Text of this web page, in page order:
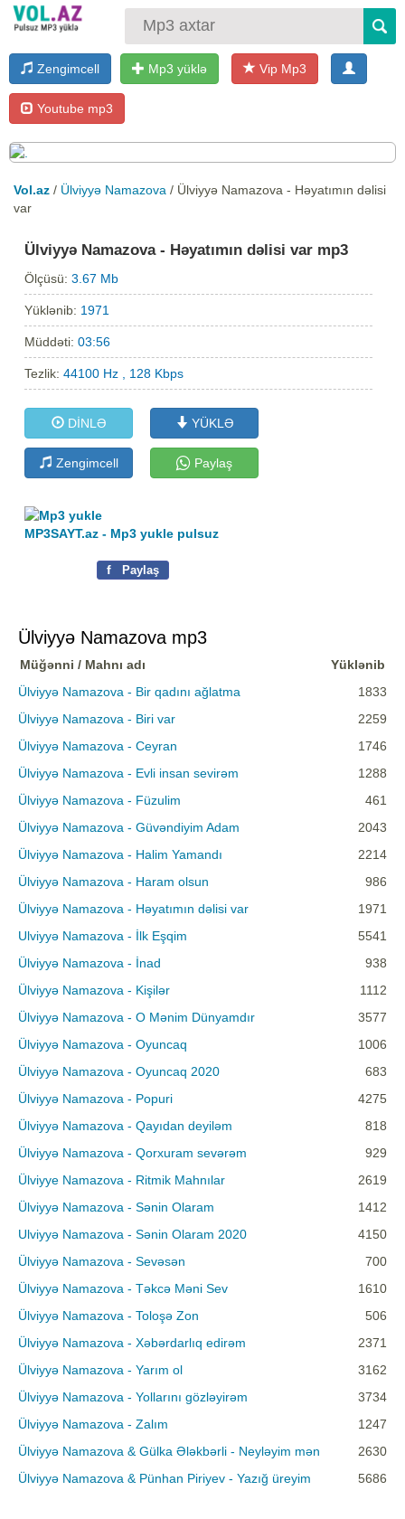
Zengimcell Mp3 yüklə Vip Mp3
Youtube mp3
Vol.az / Ülviyyə Namazova / Ülviyyə Namazova - Həyatımın dəlisi
var
Ülviyyə Namazova - Həyatımın dəlisi var mp3
Ölçüsü:3.67 Mb
Yüklənib: 1971
Müddəti:03:56
Tezlik:44100 Hz , 128 Kbps
DİNLƏ YÜKLƏ
Zengimcell Paylaş
MP3SAYT.az - Mp3 yukle pulsuz
f Paylaş
Ülviyyə Namazova mp3
Müğənni / Mahnı adı
Yüklənib
Ülviyyə Namazova - Bir qadını ağlatma
1833
Ülviyyə Namazova - Biri var
2259
Ülviyyə Namazova - Ceyran
1746
Ülviyyə Namazova - Evli insan sevirəm
1288
Ülviyyə Namazova - Füzulim
461
Ülviyyə Namazova - Güvəndiyim Adam
2043
Ülviyyə Namazova - Halim Yamandı
2214
Ülviyyə Namazova - Haram olsun
986
Ülviyyə Namazova - Həyatımın dəlisi var
1971
Ulviyyə Namazova - İlk Eşqim
5541
Ülviyyə Namazova - İnad
938
Ülviyyə Namazova - Kişilər
1112
Ülviyyə Namazova - O Mənim Dünyamdır
3577
Ülviyyə Namazova - Oyuncaq
1006
Ülviyyə Namazova - Oyuncaq 2020
683
Ülviyyə Namazova - Popuri
4275
Ülviyyə Namazova - Qayıdan deyiləm
818
Ülviyyə Namazova - Qorxuram sevərəm
929
Ülviyye Namazova - Ritmik Mahnılar
2619
Ülviyyə Namazova - Sənin Olaram
1412
Ulviyyə Namazova - Sənin Olaram 2020
4150
Ülviyyə Namazova - Sevəsən
700
Ülviyyə Namazova - Təkcə Məni Sev
1610
Ülviyyə Namazova - Toloşə Zon
506
Ülviyyə Namazova - Xəbərdarlıq edirəm
2371
Ülviyyə Namazova - Yarım ol
3162
Ülviyyə Namazova - Yollarını gözləyirəm
3734
Ülviyyə Namazova - Zalım
1247
Ülviyyə Namazova & Gülka Ələkbərli - Neyləyim mən
2630
Ülviyyə Namazova & Pünhan Piriyev - Yazığ üreyim
5686